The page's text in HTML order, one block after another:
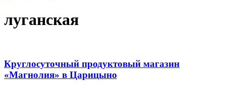
луганская
Круглосуточный продуктовый магазин
«Магнолия» в Царицыно